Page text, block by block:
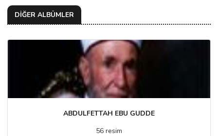
DİĞER ALBÜMLER
ABDULFETTAH EBU GUDDE
56 resim